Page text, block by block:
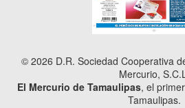
© 2026 D.R. Sociedad Cooperativa
Mercurio,
El Mercurio de Tamaulipas, el
Tamaulipas.